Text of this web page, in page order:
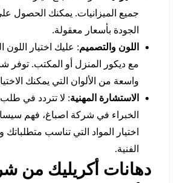
جميع الميزانيات. يمكنك الحصول
الجودة بأسعار معقولة.
اللون والتصميم: عليك اختيار اللون
مع ديكور المنزل أو المكتب. توفر
واسعة من الألوان التي يمكنك
الاستشارة المهنية: لا تتردد في
الخبراء في شركة اصباغ، فهم
اختيار المواد التي تناسب متطلباتك
الفنية.
دهانات أكريليك من